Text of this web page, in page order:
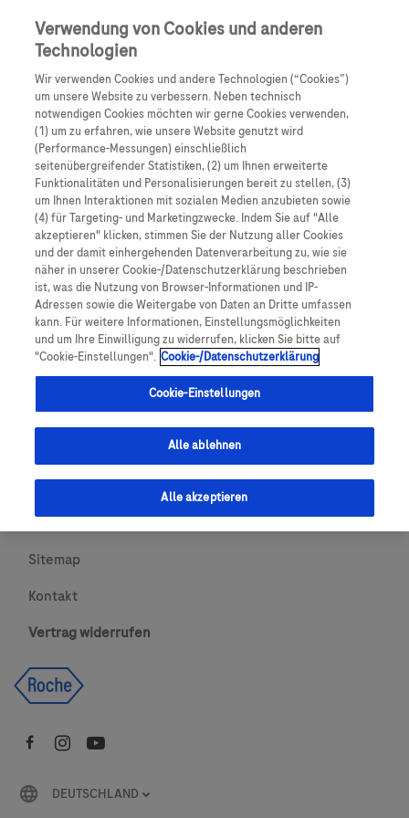
Skip to main content 0
Produkte Artikel
Es tut uns leid, aber es gibt keine Ergebnisse für:
Über Roche
Impressum
Rechtliche Hinweise
Datenschutz
Cookie-Einstellungen
Urheberrecht
Newsletter abonnieren
Sitemap
Kontakt
Vertrag widerrufen
DEUTSCHLAND
Verwendung von Cookies und anderen
Technologien
Wir verwenden Cookies und andere Technologien (“Cookies”)
um unsere Website zu verbessern. Neben technisch
notwendigen Cookies möchten wir gerne Cookies verwenden,
(1) um zu erfahren, wie unsere Website genutzt wird
(Performance-Messungen) einschließlich
seitenübergreifender Statistiken, (2) um Ihnen erweiterte
Funktionalitäten und Personalisierungen bereit zu stellen, (3)
um Ihnen Interaktionen mit sozialen Medien anzubieten sowie
(4) für Targeting- und Marketingzwecke. Indem Sie auf "Alle
akzeptieren" klicken, stimmen Sie der Nutzung aller Cookies
und der damit einhergehenden Datenverarbeitung zu, wie sie
näher in unserer Cookie-/Datenschutzerklärung beschrieben
ist, was die Nutzung von Browser-Informationen und IP-
Adressen sowie die Weitergabe von Daten an Dritte umfassen
kann. Für weitere Informationen, Einstellungsmöglichkeiten
und um Ihre Einwilligung zu widerrufen, klicken Sie bitte auf
"Cookie-Einstellungen". Cookie-/Datenschutzerklärung
Cookie-Einstellungen
Alle ablehnen
Alle akzeptieren